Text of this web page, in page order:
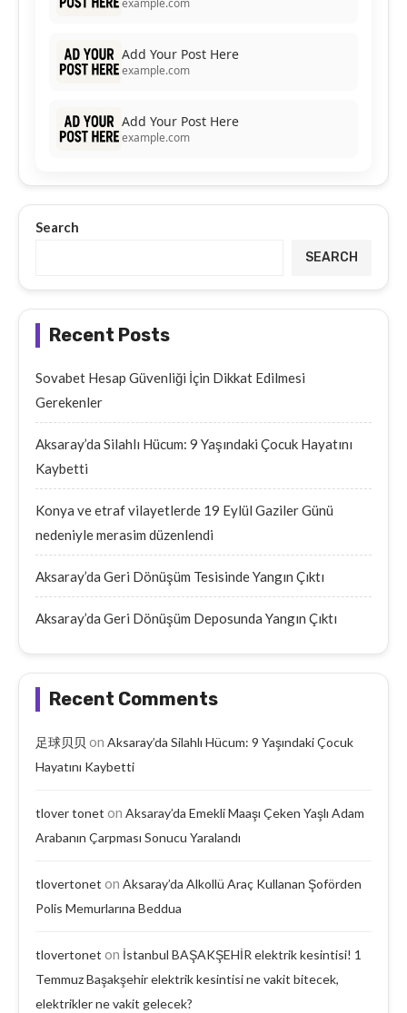
example.com
Add Your Post Here
example.com
Add Your Post Here
example.com
Search
SEARCH
Recent Posts
Sovabet Hesap Güvenliği İçin Dikkat Edilmesi
Gerekenler
Aksaray’da Silahlı Hücum: 9 Yaşındaki Çocuk Hayatını
Kaybetti
Konya ve etraf vilayetlerde 19 Eylül Gaziler Günü
nedeniyle merasim düzenlendi
Aksaray’da Geri Dönüşüm Tesisinde Yangın Çıktı
Aksaray’da Geri Dönüşüm Deposunda Yangın Çıktı
Recent Comments
足球贝贝 on Aksaray’da Silahlı Hücum: 9 Yaşındaki Çocuk
Hayatını Kaybetti
tlover tonet on Aksaray’da Emekli Maaşı Çeken Yaşlı Adam
Arabanın Çarpması Sonucu Yaralandı
tlovertonet on Aksaray’da Alkollü Araç Kullanan Şoförden
Polis Memurlarına Beddua
tlovertonet on İstanbul BAŞAKŞEHİR elektrik kesintisi! 1
Temmuz Başakşehir elektrik kesintisi ne vakit bitecek,
elektrikler ne vakit gelecek?